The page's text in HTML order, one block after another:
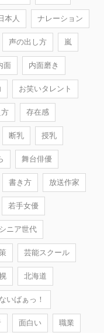
本人 ナレーション
声の出し方 嵐
面 内面磨き
お笑いタレント
存在感
断乳 授乳
舞台俳優
書き方 放送作家
若手女優
シニア世代
芸能スクール
北海道
いばぁっ！
面白い 職業